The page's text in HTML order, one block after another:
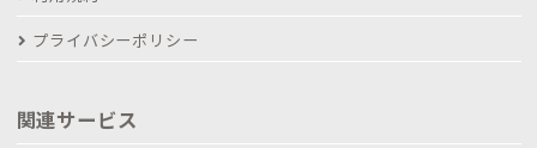
プライバシーポリシー
関連サービス